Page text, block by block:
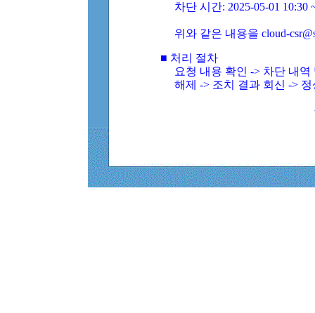
차단 시간: 2025-05-01 10:30
위와 같은 내용을 cloud-
■ 처리 절차
요청 내용 확인 -> 차단 내
해제 -> 조치 결과 회신 ->